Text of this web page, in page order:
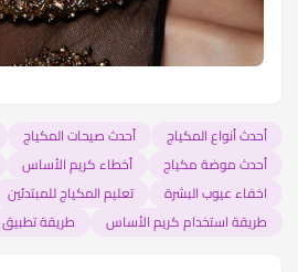
أحدث أنواع المكياج أحدث صيحات المكياج
أحدث موضة مكياج
أخطاء كريم الأساس
اخفاء عيوب البشرة
تعليم المكياج للمبتدئين
طريقة استخدام كريم الأساس
طريقة